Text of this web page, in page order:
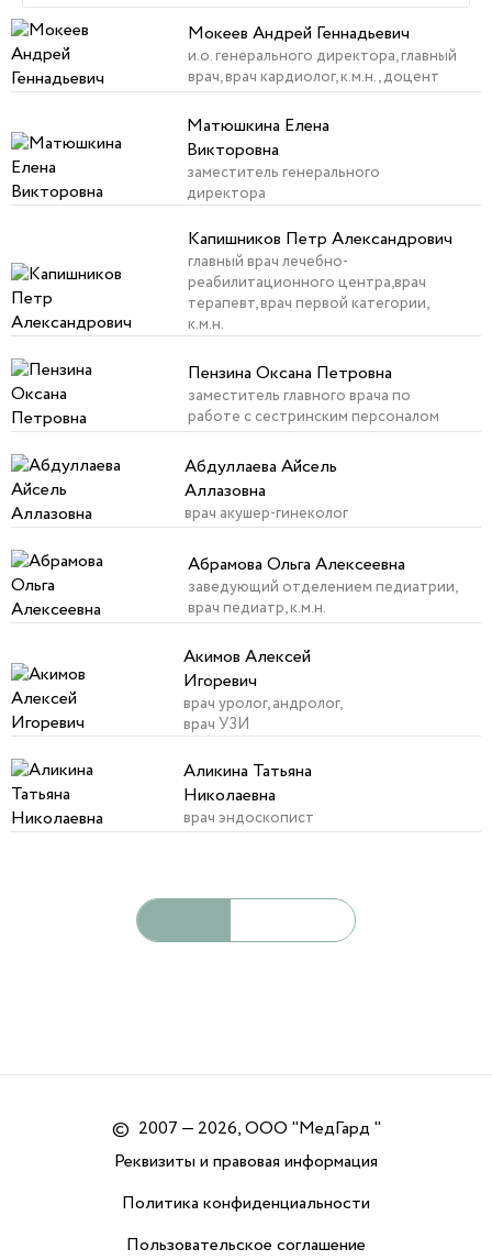
Мокеев Андрей Геннадьевич
и.о. генерального директора, главный
врач, врач кардиолог, к.м.н., доцент
Матюшкина Елена
Викторовна
заместитель генерального
директора
Капишников Петр Александрович
главный врач лечебно-
реабилитационного центра,врач
терапевт, врач первой категории,
к.м.н.
Пензина Оксана Петровна
заместитель главного врача по
работе с сестринским персоналом
Абдуллаева Айсель
Аллазовна
врач акушер-гинеколог
Абрамова Ольга Алексеевна
заведующий отделением педиатрии,
врач педиатр, к.м.н.
Акимов Алексей
Игоревич
врач уролог, андролог,
врач УЗИ
Аликина Татьяна
Николаевна
врач эндоскопист
© 2007 — 2026, ООО "МедГард "
Реквизиты и правовая информация
Политика конфиденциальности
Пользовательское соглашение